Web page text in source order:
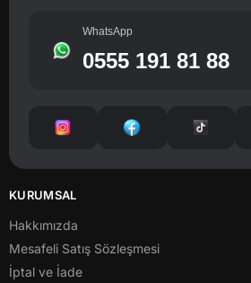
WhatsApp
0555 191 81 88
KURUMSAL
Hakkımızda
Mesafeli Satış Sözleşmesi
İptal ve İade